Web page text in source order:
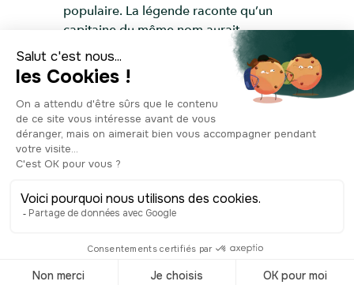
populaire. La légende raconte qu’un
capitaine du même nom aurait
repoussé les Anglais en 1355, lors de
la chevauchée du Prince Noir,
empêchant les soldats d’entrer dans la
rue Française toute proche, la grande
artère de Béziers. C’est ainsi que
Pépézuc devient le défenseur mythique
de la ville. Au fil des siècles, les
lors des fêtes médiévales des Caritats,
on le peint, on l’habille, on danse
comme s’il était encore vivant. Encore
aujourd’hui, son nom réapparaît lors